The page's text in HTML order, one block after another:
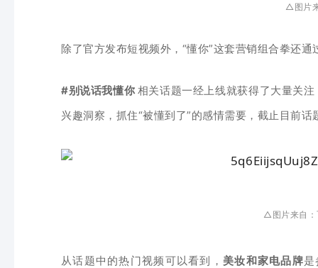
△图片
除了官方发布短视频外，“懂你”这套营销组合拳还
#别说话我懂你相关话题一经上线就获得了大量关
兴趣洞察，抓住“被懂到了”的感情需要，截止目前话
△图片来自：
从话题中的热门视频可以看到， 美妆和家电品牌